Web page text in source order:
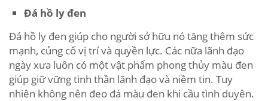
Đá hồ ly đen
Đá hồ ly đen giúp cho người sở hữu nó tăng thêm sức
mạnh, củng cố vị trí và quyền lực. Các nữa lãnh đạo
ngày xưa luôn có một vật phẩm phong thủy màu đen
giúp giữ vững tinh thần lãnh đạo và niềm tin. Tuy
nhiên không nên đeo đá màu đen khi cầu tình duyên.